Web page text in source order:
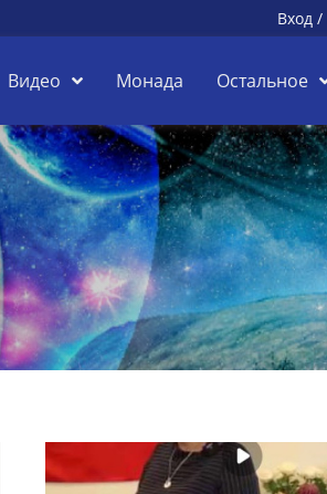
Вход /
Видео Монада Остальное